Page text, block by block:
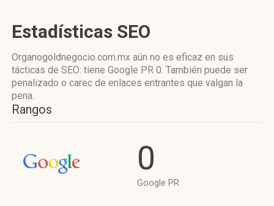
Estadísticas SEO
Organogoldnegocio.com.mx aún no es eficaz en sus
tácticas de SEO: tiene Google PR 0. También puede ser
penalizado o carec de enlaces entrantes que valgan la
pena.
Rangos
0
Google PR